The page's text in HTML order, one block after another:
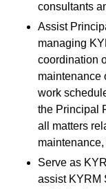
consultants
Assist
managing
coordination
maintenance
work
the Principal
all matters
Serve as
assist KYRM